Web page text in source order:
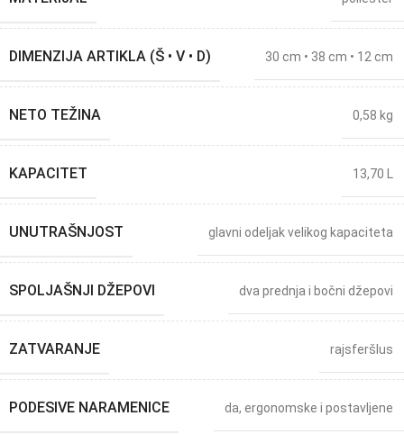
DIMENZIJA ARTIKLA (Š • V • D) 30 cm • 38 cm • 12 cm
NETO TEŽINA 0,58 kg
KAPACITET 13,70 L
UNUTRAŠNJOST glavni odeljak velikog kapaciteta
SPOLJAŠNJI DŽEPOVI dva prednja i bočni džepovi
ZATVARANJE rajsferšlus
PODESIVE NARAMENICE da, ergonomske i postavljene